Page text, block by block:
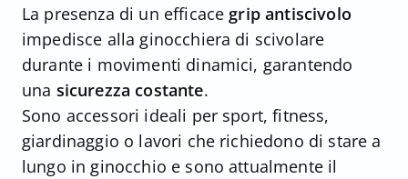
La presenza di un efficace grip antiscivolo
impedisce alla ginocchiera di scivolare
durante i movimenti dinamici, garantendo
una sicurezza costante.
Sono accessori ideali per sport, fitness,
giardinaggio o lavori che richiedono di stare a
lungo in ginocchio e sono attualmente il